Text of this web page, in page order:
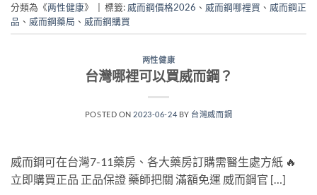
分類為《两性健康》 標籤: 威而鋼價格2026 、 威而鋼哪裡買 、 威而鋼正
品 、 威而鋼藥局 、 威而鋼購買
两性健康
台灣哪裡可以買威而鋼？
POSTED ON 2023-06-24 BY 台灣威而鋼
威而鋼可在台灣7-11藥房、各大藥房訂購需醫生處方紙 🔥
立即購買正品 正品保證 藥師把關 滿額免運 威而鋼官 […]